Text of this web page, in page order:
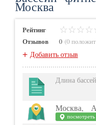
Москва
Рейтинг
Отзывов 0 (0
+ Добавить отзыв
Длина
Москва,
посмотреть